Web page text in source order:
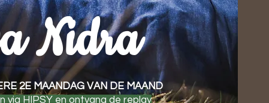
Nidra
2E MAANDAG VAN DE MAAND
via HIPSY en ontvang de replay